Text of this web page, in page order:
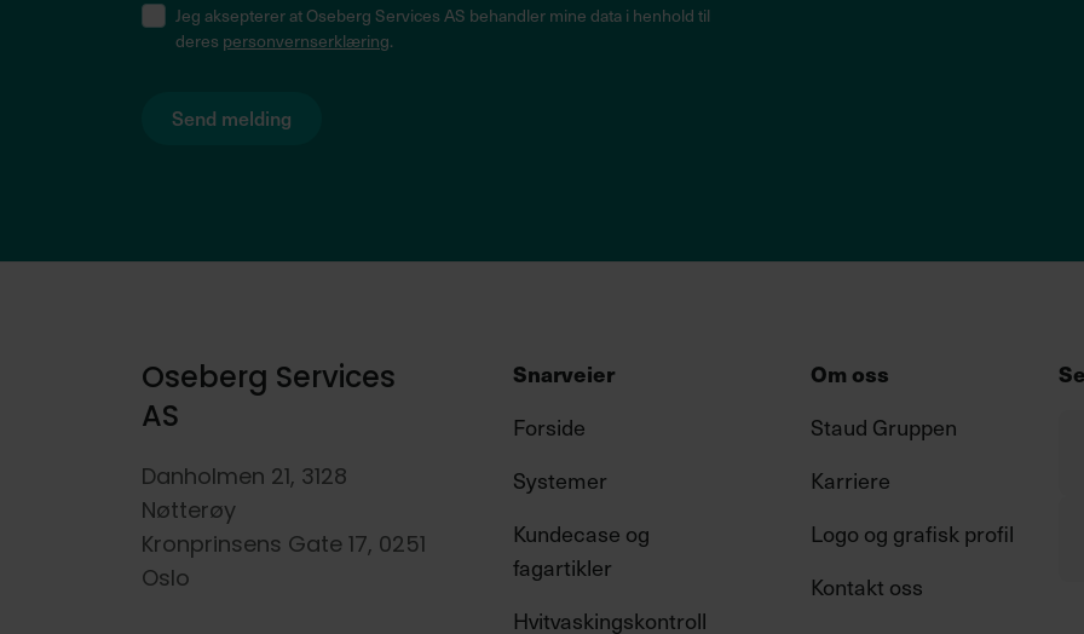
ConsentJeg aksepterer at Oseberg Services AS behandler mine data i henhold til
deres personvernserklæring.
Oseberg Services
AS
Danholmen 21, 3128
Nøtterøy
Kronprinsens Gate 17, 0251
Oslo
Snarveier
Forside
Systemer
Kundecase og
fagartikler
Hvitvaskingskontroll
Om oss
Staud Gruppen
Karriere
Logo og grafisk profil
Kontakt oss